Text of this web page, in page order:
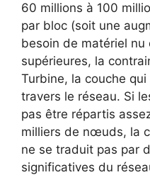
60 millions à 100
par bloc (soit une
besoin de matériel nu
supérieures, la
Turbine, la couche
travers le réseau. Si
pas être répartis
milliers de nœuds, la
ne se traduit pas par
significatives du